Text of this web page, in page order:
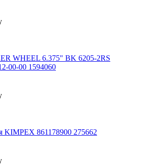
WHEEL 6.375" BK 6205-2RS
00-00 1594060
KIMPEX 861178900 275662